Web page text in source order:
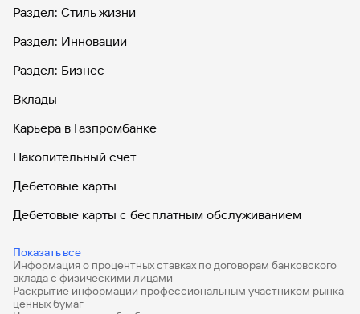
Раздел: Стиль жизни
Раздел: Инновации
Раздел: Бизнес
Вклады
Карьера в Газпромбанке
Накопительный счет
Дебетовые карты
Дебетовые карты с бесплатным обслуживанием
Показать все
Банковские вклады на 3 месяца
Вклады с высоким процентом
Информация о процентных ставках по договорам банковского
вклада с физическими лицами
Раскрытие информации профессиональным участником рынка
ценных бумаг